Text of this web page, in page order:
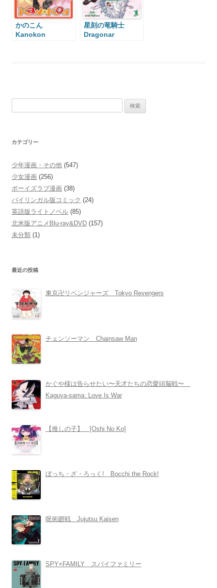
かのこん
Kanokon
星刻の竜騎士
Dragonar
カテゴリー
少年漫画・その他 (547)
少女漫画 (256)
ボーイズラブ漫画 (38)
バイリンガル版コミック (24)
英語版ライトノベル (85)
北米版アニメBlu-ray&DVD (157)
未分類 (1)
最近の投稿
東京卍リベンジャーズ Tokyo Revengers
チェンソーマン Chainsaw Man
かぐや様は告らせたい〜天才たちの恋愛頭脳戦〜
Kaguya-sama: Love Is War
【推しの子】 [Oshi No Ko]
ぼっち・ざ・ろっく! Bocchi the Rock!
呪術廻戦 Jujutsu Kaisen
SPY×FAMILY スパイファミリー